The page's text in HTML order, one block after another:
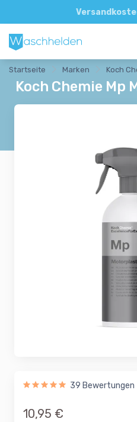
Direkte und
Startseite Marken Koch
Koch Chemie Mp
39 Bewertungen
10,95 €